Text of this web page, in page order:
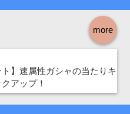
more
ト】速属性ガシャの当たりキ
アップ！